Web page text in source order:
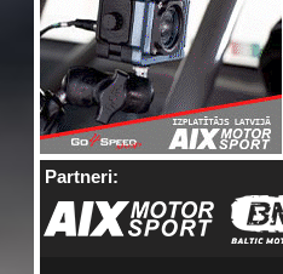
Partneri: